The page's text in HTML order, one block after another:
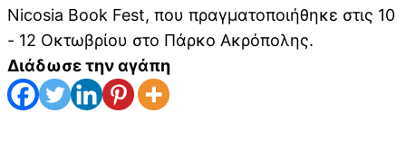
Nicosia Book Fest, που πραγματοποιήθηκε στις 10
- 12 Οκτωβρίου στο Πάρκο Ακρόπολης.
Διάδωσε την αγάπη